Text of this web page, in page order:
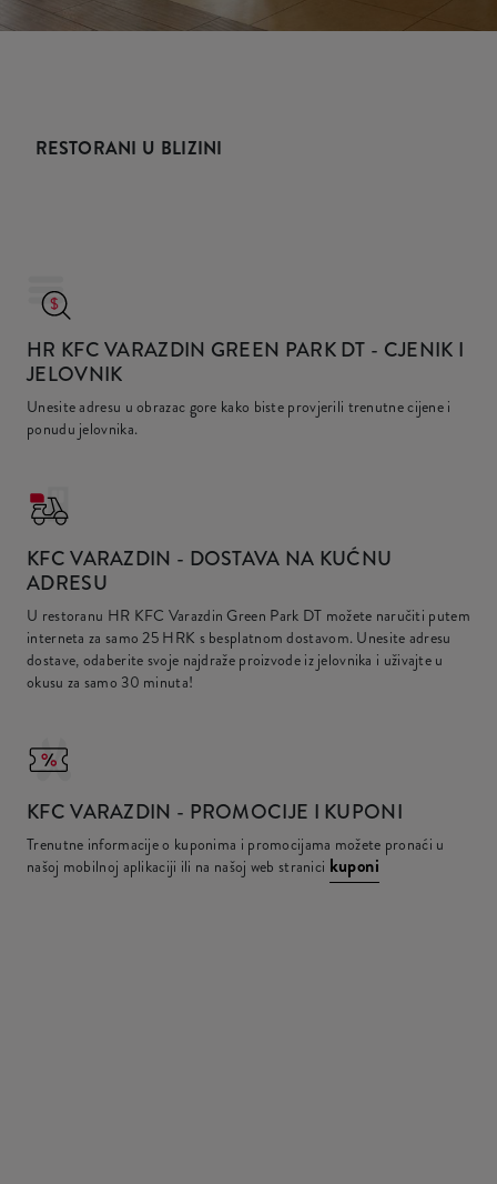
RESTORANI U BLIZINI
HR KFC VARAZDIN GREEN PARK DT - CJENIK I
JELOVNIK
Unesite adresu u obrazac gore kako biste provjerili trenutne cijene i
ponudu jelovnika.
KFCVARAZDIN - DOSTAVA NA KUĆNU
ADRESU
U restoranu HR KFC Varazdin Green Park DT možete naručiti putem
interneta za samo25 HRK s besplatnom dostavom. Unesite adresu
dostave, odaberite svoje najdraže proizvode iz jelovnika i uživajte u
okusu za samo 30 minuta!
KFCVARAZDIN - PROMOCIJE I KUPONI
Trenutne informacije o kuponima i promocijama možete pronaći u
našoj mobilnoj aplikaciji ili na našoj web stranici kuponi